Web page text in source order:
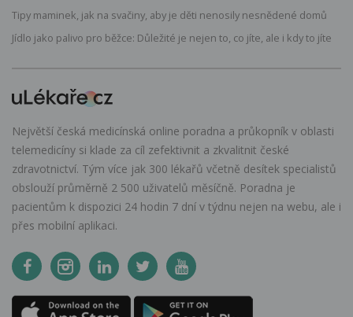
Tipy maminek, jak na svačiny, aby je děti nenosily nesnědené domů
Jídlo jako palivo pro běžce: Důležité je nejen to, co jíte, ale i kdy to jíte
Největší česká medicínská online poradna a průkopník v oblasti
telemedicíny si klade za cíl zefektivnit a zkvalitnit české
zdravotnictví. Tým více jak 300 lékařů včetně desítek specialistů
obslouží průměrně 2 500 uživatelů měsíčně. Poradna je
pacientům k dispozici 24 hodin 7 dní v týdnu nejen na webu, ale i
přes mobilní aplikaci.